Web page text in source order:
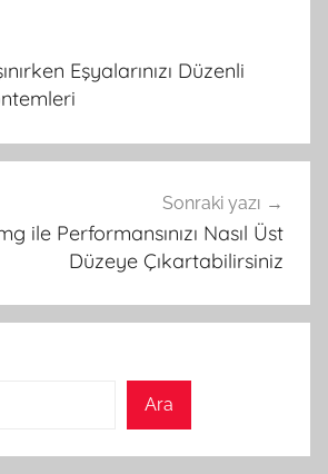
Eşyalarınızı Düzenli
Sonraki yazı
ile Performansınızı Nasıl Üst
Düzeye Çıkartabilirsiniz
Ara